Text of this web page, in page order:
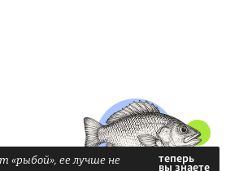
«рыбой», ее лучше не